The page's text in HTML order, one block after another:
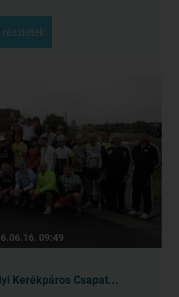
részletek
09:49
Kerékpáros Csapat...